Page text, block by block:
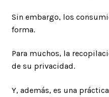
Sin embargo, los
forma.
Para muchos, la
de su privacidad.
Y, además, es una